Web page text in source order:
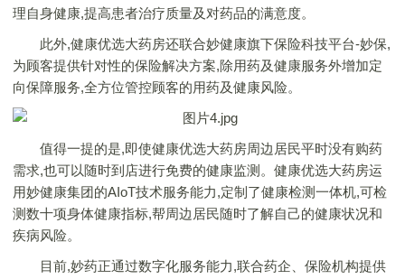
理自身健康,提高患者治疗质量及对药品的满意度。
此外,健康优选大药房还联合妙健康旗下保险科技平台-妙保,
为顾客提供针对性的保险解决方案,除用药及健康服务外增加定
向保障服务,全方位管控顾客的用药及健康风险。
值得一提的是,即使健康优选大药房周边居民平时没有购药
需求,也可以随时到店进行免费的健康监测。健康优选大药房运
用妙健康集团的AIoT技术服务能力,定制了健康检测一体机,可检
测数十项身体健康指标,帮周边居民随时了解自己的健康状况和
疾病风险。
目前,妙药正通过数字化服务能力,联合药企、保险机构提供